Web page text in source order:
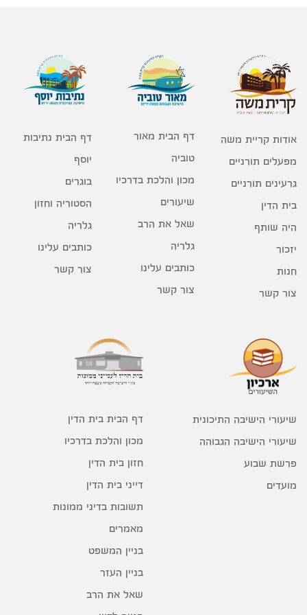
אודות קריית משה
מפעלים תורניים
גרעינים תורניים
בית הדין
היה שותף
יזכור
חנות
צור קשר
דף הבית מאור
טוביה
מכון והלכת בדרכיו
שיעורים
שאל את הרב
גלריה
כותבים עלינו
צור קשר
דף הבית נתיבות
יוסף
בוגרים
הסטוריה וחזון
גלריה
כותבים עלינו
צור קשר
שיעורי הישיבה התיכונית
שיעורי הישיבה הגבוהה
פרשת שבוע
מועדים
דף הבית בית הדין
מכון והלכת בדרכיו
חזון בית הדין
דייני בית הדין
תשובות בדיני ממונות
מאמרים
בניין המשפט
בניין העזר
שאל את הרב